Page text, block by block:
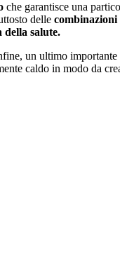
che garantisce una
delle combinazioni
della salute.
un ultimo
caldo in modo da